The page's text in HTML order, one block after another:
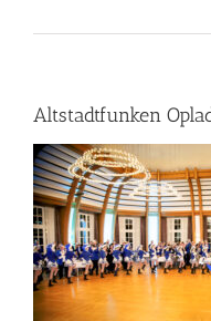
Altstadtfunken